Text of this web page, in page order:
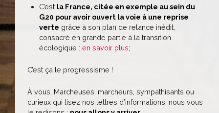
C’est la France, citée en exemple au sein du
G20 pour avoir ouvert la voie à une reprise
verte grâce à son plan de relance inédit,
consacré en grande partie à la transition
écologique : en savoir plus;
C’est ça le progressisme !
À vous, Marcheuses, marcheurs, sympathisants ou
curieux qui lisez nos lettres d’informations, nous vous